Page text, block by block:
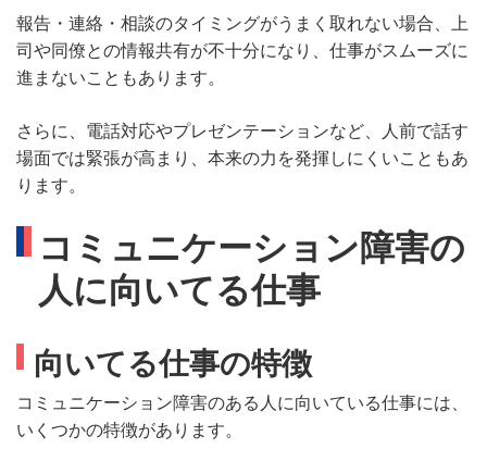
報告・連絡・相談のタイミングがうまく取れない場合、上
司や同僚との情報共有が不十分になり、仕事がスムーズに
進まないこともあります。
さらに、電話対応やプレゼンテーションなど、人前で話す
場面では緊張が高まり、本来の力を発揮しにくいこともあ
ります。
コミュニケーション障害の
人に向いてる仕事
向いてる仕事の特徴
コミュニケーション障害のある人に向いている仕事には、
いくつかの特徴があります。